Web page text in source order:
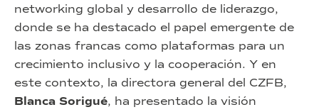
networking global y desarrollo de liderazgo,
donde se ha destacado el papel emergente de
las zonas francas como plataformas para un
crecimiento inclusivo y la cooperación. Y en
este contexto, la directora general del CZFB,
Blanca Sorigué, ha presentado la visión